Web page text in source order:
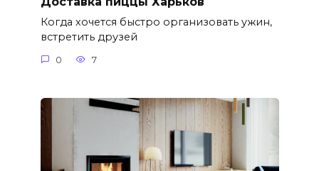
Когда хочется быстро организовать ужин,
встретить друзей
0 7